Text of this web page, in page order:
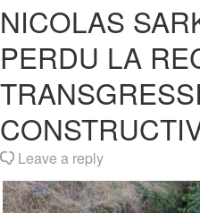
NICOLAS
PERDU LA
Leave a reply